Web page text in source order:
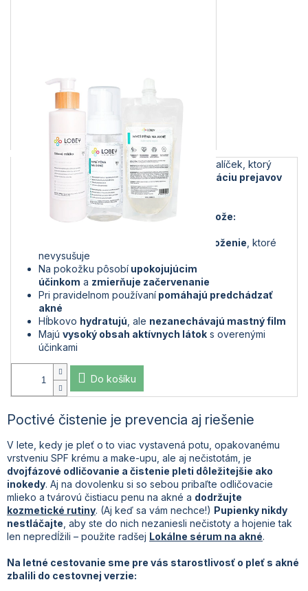
Trápi vás akné na tele? Vyskúšajte
tento balíček, ktorý
obsahujesadu produktov určenú na elimináciu prejavov
Produkty LOBEY vaša pokožka ocení, pretože:
šetrné zloženie , ktoré
nevysušuje
Na pokožku pôsobí upokojujúcim
účinkom a zmierňuje začervenanie
Pri pravidelnom používaní pomáhajú predchádzať
akné
Hĺbkovo hydratujú , ale nezanechávajú mastný film
Majú vysoký obsah aktívnych látok s overenými
účinkami
Do košíku
Poctivé čistenie je prevencia aj riešenie
V lete, kedy je pleť o to viac vystavená potu, opakovanému
vrstveniu SPF krému a make-upu, ale aj nečistotám, je
dvojfázové odličovanie a čistenie pleti dôležitejšie ako
inokedy. Aj na dovolenku si so sebou pribaľte odličovacie
mlieko a tvárovú čistiacu penu na akné a dodržujte
kozmetické rutiny. (Aj keď sa vám nechce!) Pupienky nikdy
nestláčajte , aby ste do nich nezaniesli nečistoty a hojenie tak
len nepredĺžili – použite radšej Lokálne sérum na akné.
Na letné cestovanie sme pre vás starostlivosť o pleť s akné
zbalili do cestovnej verzie: